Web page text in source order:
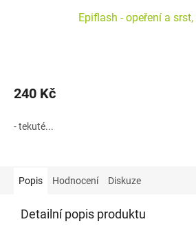
Epiflash - opeření a
240 Kč
- tekuté...
Popis Hodnocení Diskuze
Detailní popis produktu